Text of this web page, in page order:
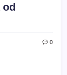
od
0